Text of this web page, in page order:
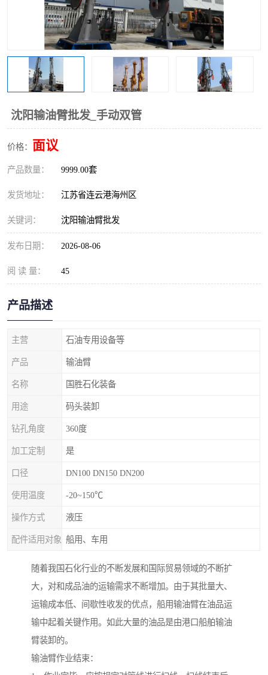
沈阳输油臂批发_手动双管
价格： 面议
产品数量： 9999.00套
发货地址： 江苏省连云港海州区
关键词： 沈阳输油臂批发
发布日期： 2026-08-06
阅 读 量： 45
产品描述
主营 石油专用设备等
产品 输油臂
名称 国胜石化装备
用途 码头装卸
钻孔角度 360度
加工定制 是
口径 DN100 DN150 DN200
使用温度 -20~150℃
操作方式 液压
配件适用对象 船用、车用
随着我国石化行业的不断发展和国际贸易领域的不断扩
大，对和成品油的运输需求不断增加。由于其批量大、
运输成本低、间歇性收发的优点，船用输油臂在油品运
输中起着关键作用。如此大量的油品是由港口船舶输油
臂装卸的。
输油臂作业结束：